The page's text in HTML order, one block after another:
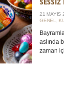
21 MAYIS
GENEL
aslında
zaman